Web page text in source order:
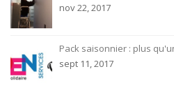
nov 22, 2017
Pack saisonnier : plus
sept 11, 2017